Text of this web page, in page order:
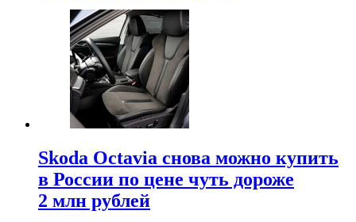
Skoda Octavia снова можно купить
в России по цене чуть дороже
2 млн рублей